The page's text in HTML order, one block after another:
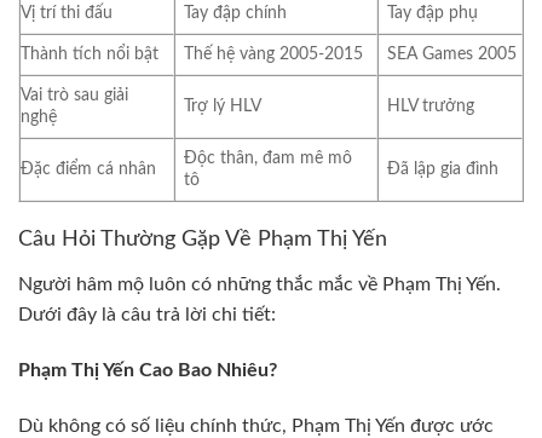
Vị trí thi đấu Tay đập chính Tay đập phụ
Thành tích nổi bật Thế hệ vàng 2005-2015 SEA Games 2005
Vai trò sau giải
nghệ
Trợ lý HLV HLV trưởng
Đặc điểm cá nhân
Độc thân, đam mê mô
tô
Đã lập gia đình
Câu Hỏi Thường Gặp Về Phạm Thị Yến
Người hâm mộ luôn có những thắc mắc về Phạm Thị Yến.
Dưới đây là câu trả lời chi tiết:
Phạm Thị Yến Cao Bao Nhiêu?
Dù không có số liệu chính thức, Phạm Thị Yến được ước